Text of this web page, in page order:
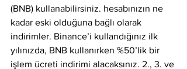
(BNB) kullanabilirsiniz. hesabınızın ne
kadar eski olduğuna bağlı olarak
indirimler. Binance’i kullandığınız ilk
yılınızda, BNB kullanırken %50’lik bir
işlem ücreti indirimi alacaksınız. 2., 3. ve